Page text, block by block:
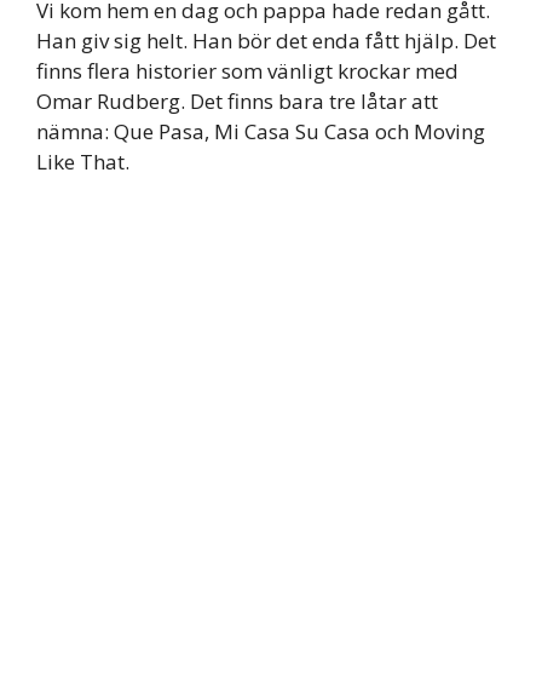
Vi kom hem en dag och pappa hade redan gått.
Han giv sig helt. Han bör det enda fått hjälp. Det
finns flera historier som vänligt krockar med
Omar Rudberg. Det finns bara tre låtar att
nämna: Que Pasa, Mi Casa Su Casa och Moving
Like That.